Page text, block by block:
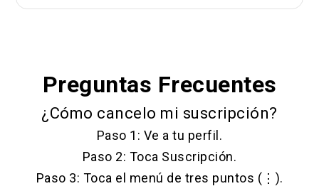
Preguntas Frecuentes
¿Cómo cancelo mi suscripción?
Paso 1: Ve a tu perfil.
Paso 2: Toca Suscripción.
Paso 3: Toca el menú de tres puntos (⋮).